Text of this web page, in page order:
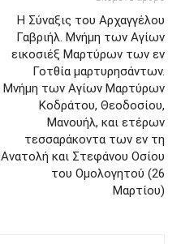
Η Σύναξις του Αρχαγγέλου
Γαβριήλ. Μνήμη των Aγίων
εικοσιέξ Mαρτύρων των εν
Γοτθία μαρτυρησάντων.
Μνήμη των Aγίων Mαρτύρων
Kοδράτου, Θεοδοσίου,
Mανουήλ, και ετέρων
τεσσαράκοντα των εν τη
Aνατολή και Στεφάνου Οσίου
του Ομολογητού (26
Μαρτίου)